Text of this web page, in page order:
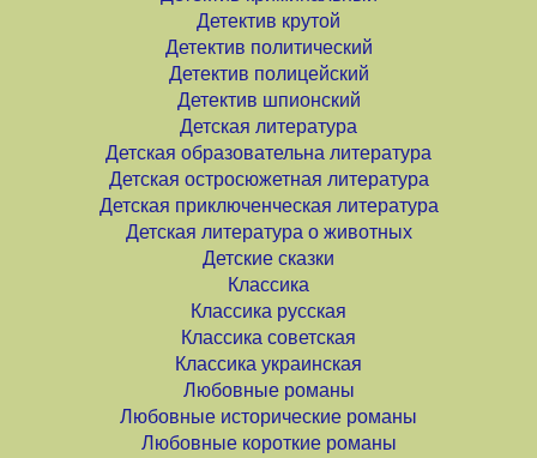
Детектив крутой
Детектив политический
Детектив полицейский
Детектив шпионский
Детская литература
Детская образовательна литература
Детская остросюжетная литература
Детская приключенческая литература
Детская литература о животных
Детские сказки
Классика
Классика русская
Классика советская
Классика украинская
Любовные романы
Любовные исторические романы
Любовные короткие романы